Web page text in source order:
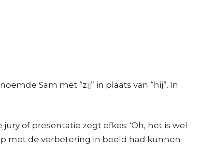
Sam met “zij” in plaats van “hij”. In
of presentatie zegt efkes: ‘Oh, het is wel
met de verbetering in beeld had kunnen